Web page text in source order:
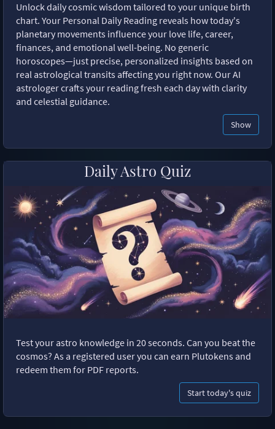
Unlock daily cosmic wisdom tailored to your unique birth
chart. Your Personal Daily Reading reveals how today's
planetary movements influence your love life, career,
finances, and emotional well-being. No generic
horoscopes—just precise, personalized insights based on
real astrological transits affecting you right now. Our AI
astrologer crafts your reading fresh each day with clarity
and celestial guidance.
Show
Daily Astro Quiz
Test your astro knowledge in 20 seconds. Can you beat the
cosmos? As a registered user you can earn Plutokens and
redeem them for PDF reports.
Start today's quiz